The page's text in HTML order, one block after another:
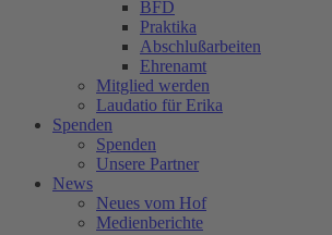
BFD
Praktika
Abschlußarbeiten
Ehrenamt
Mitglied werden
Laudatio für Erika
Spenden
Spenden
Unsere Partner
News
Neues vom Hof
Medienberichte